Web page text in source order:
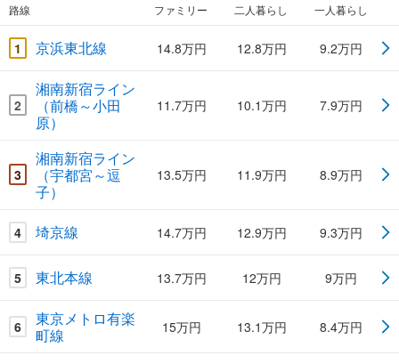
路線 ファミリー 二人暮らし 一人暮らし
1 京浜東北線 14.8万円 12.8万円 9.2万円
2
湘南新宿ライン
（前橋～小田
原）
11.7万円 10.1万円 7.9万円
3
湘南新宿ライン
（宇都宮～逗
子）
13.5万円 11.9万円 8.9万円
4 埼京線 14.7万円 12.9万円 9.3万円
5 東北本線 13.7万円 12万円 9万円
6
東京メトロ有楽
町線
15万円 13.1万円 8.4万円